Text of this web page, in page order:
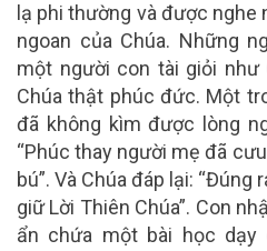
lạ phi thường và được nghe
ngoan của Chúa. Những
một người con tài giỏi như
Chúa thật phúc đức. Một
đã không kìm được lòng
“Phúc thay người mẹ đã
bú”. Và Chúa đáp lại: “Đúng
giữ Lời Thiên Chúa”. Con
ẩn chứa một bài học dạy